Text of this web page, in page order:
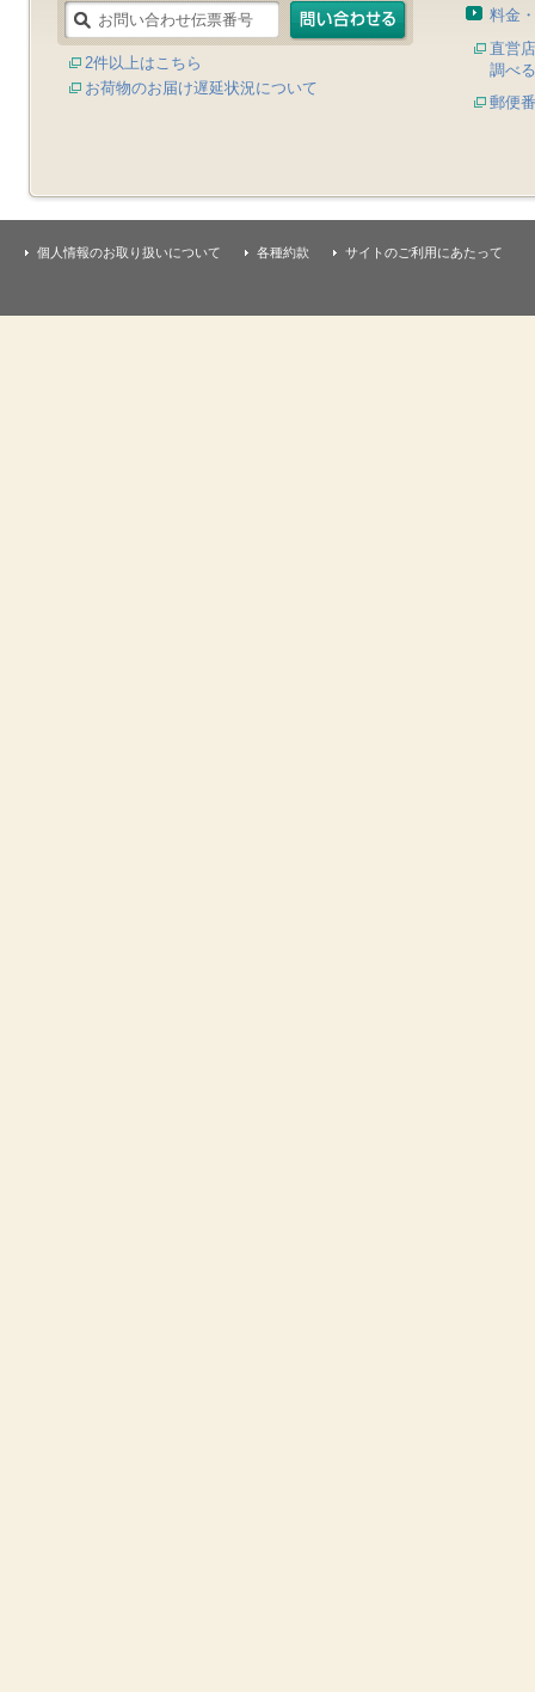
2件以上はこちら
お荷物のお届け遅延状況について
料金
直営
調べる
郵便
個人情報のお取り扱いについて 各種約款 サイトのご利用にあたって